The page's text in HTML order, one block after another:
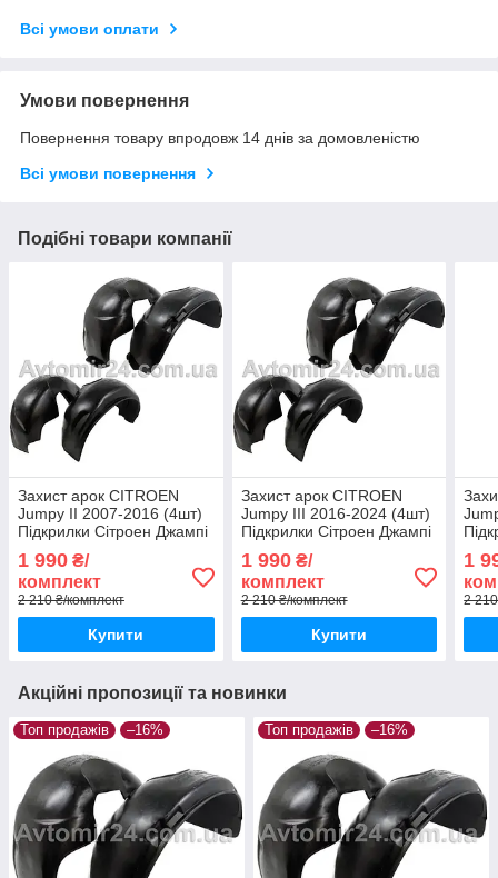
Всі умови оплати
Умови повернення
Повернення товару впродовж 14 днів за домовленістю
Всі умови повернення
Подібні товари компанії
Захист арок CITROEN
Jumpy II 2007-2016 (4шт)
Підкрилки Сітроен Джампі
1 990 ₴/
комплект
2 210 ₴/комплект
Купити
Захист арок CITROEN
Jumpy III 2016-2024 (4шт)
Підкрилки Сітроен Джампі
1 990₴/
комплект
2 210 ₴/комплект
Купити
1
2
Акційні пропозиції та новинки
Топ продажів –16% Топ продажів –16%